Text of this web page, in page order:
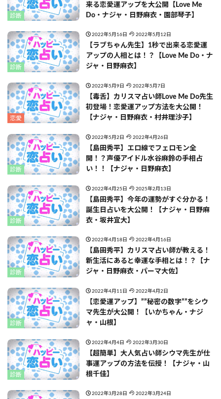
診断
来る恋愛運アップを大公開【Love Me
Do・ナジャ・日野麻衣・園部琴子】
診断
2022年5月16日 2022年5月12日
【ラブちゃん先生】1秒で出来る恋愛運
アップの人相とは！？【Love Me Do・ナ
ジャ・日野麻衣】
恋愛
2022年5月9日 2022年5月7日
【毒舌】カリスマ占い師Love Me Do先生
初登場！恋愛運アップ方法を大公開！
【ナジャ・日野麻衣・村井理沙子】
診断
2022年5月2日 2022年4月26日
【島田秀平】エロ線でフェロモン全
開！？声優アイドル水谷麻鈴の手相占
い！！【ナジャ・日野麻衣】
診断
2022年4月25日 2025年2月13日
【島田秀平】今年の運勢がすぐ分かる！
誕生日占いを大公開！【ナジャ・日野麻
衣・坂井宜大】
診断
2022年4月18日 2022年4月16日
【島田秀平】カリスマ占い師が教える！
新生活にあると幸運な手相とは！？【ナ
ジャ・日野麻衣・パーマ大佐】
診断
2022年4月11日 2022年4月2日
【恋愛運アップ】””秘密の数字””をシウ
マ先生が大公開！【いかちゃん・ナジ
ャ・山根】
診断
2022年4月4日 2022年3月30日
【超簡単】大人気占い師シウマ先生が仕
事運アップの方法を伝授！【ナジャ・山
根千佳】
2022年3月28日 2022年3月24日